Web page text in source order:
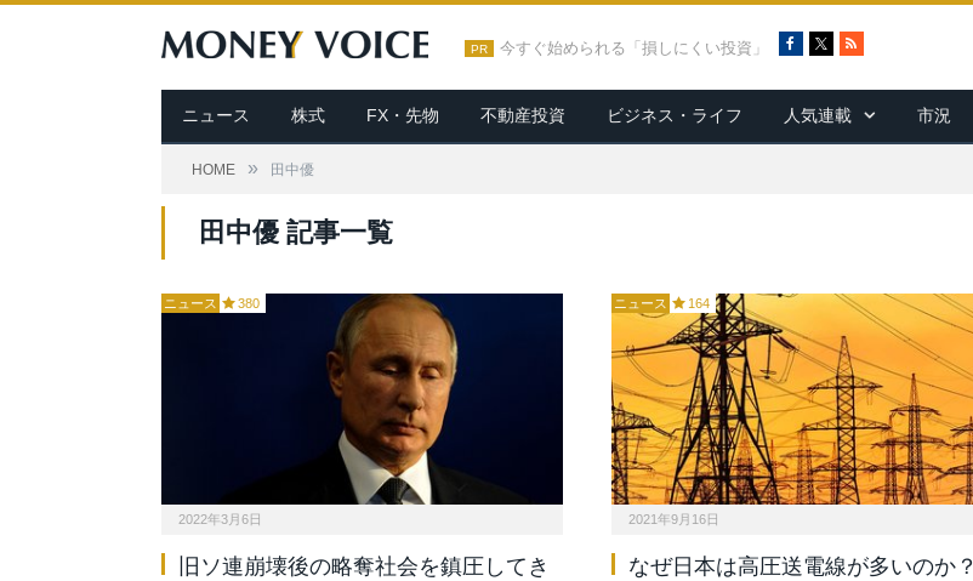
PR 今すぐ始められる「損しにくい投資」
c
e
b
R
S
ニュース 株式 FX・先物 不動産投資 ビジネス・ライフ 人気連載 市況
HOME » 田中優
田中優 記事一覧
ニュース 380
2022年3月6日
旧ソ連崩壊後の略奪社会を鎮圧してき
ニュース 164
2021年9月16日
なぜ日本は高圧送電線が多いのか？